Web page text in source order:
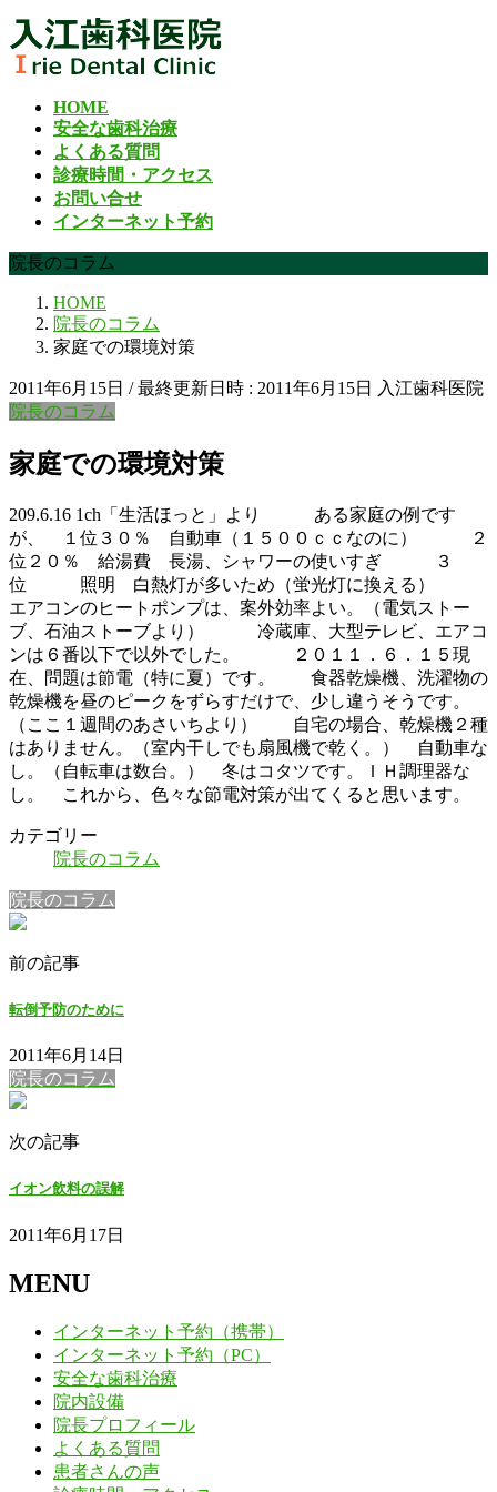
コ
ン
テ
ナ
ビ
ゲ
HOME
安全な歯科治療
よくある質問
診療時間・アクセス
お問い合せ
インターネット予約
院長のコラム
HOME
院長のコラム
家庭での環境対策
2011年6月15日 / 最終更新日時 : 2011年6月15日
入江歯科医院
院長のコラム
家庭での環境対策
209.6.16 1ch「生活ほっと」より ある家庭の例です
が、 １位３０％ 自動車（１５００ｃｃなのに） ２
位２０％ 給湯費 長湯、シャワーの使いすぎ ３
位 照明 白熱灯が多いため（蛍光灯に換える）
エアコンのヒートポンプは、案外効率よい。（電気ストー
ブ、石油ストーブより） 冷蔵庫、大型テレビ、エアコ
ンは６番以下で以外でした。 ２０１１．６．１５現
在、問題は節電（特に夏）です。 食器乾燥機、洗濯物の
乾燥機を昼のピークをずらすだけで、少し違うそうです。
（ここ１週間のあさいちより） 自宅の場合、乾燥機２種
はありません。（室内干しでも扇風機で乾く。） 自動車な
し。（自転車は数台。） 冬はコタツです。ＩＨ調理器な
し。 これから、色々な節電対策が出てくると思います。
カテゴリー
院長のコラム
院長のコラム
前の記事
転倒予防のために
2011年6月14日
院長のコラム
次の記事
イオン飲料の誤解
2011年6月17日
MENU
インターネット予約（携帯）
インターネット予約（PC）
安全な歯科治療
院内設備
院長プロフィール
よくある質問
患者さんの声